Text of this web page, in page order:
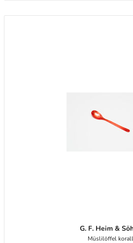
G. F. Heim &
Müslilöffel korall